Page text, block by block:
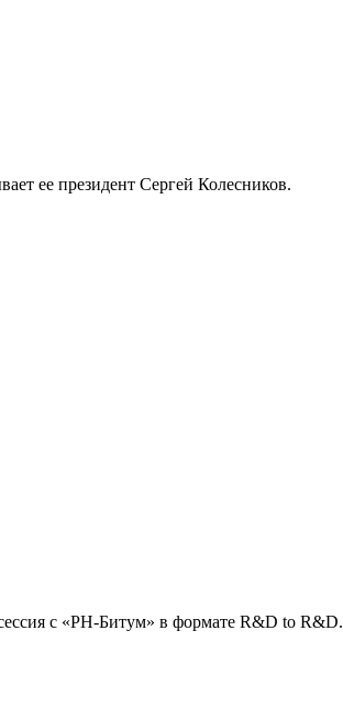
ее президент Сергей Колесников.
с «РН-Битум» в формате R&D to R&D.